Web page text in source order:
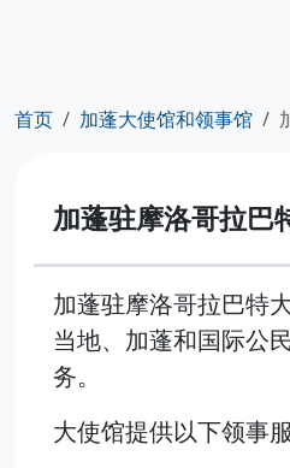
首页 加蓬大使馆和领事馆
加蓬驻摩洛哥拉巴
加蓬驻摩洛哥拉巴特
当地、加蓬和国际公
务。
大使馆提供以下领事